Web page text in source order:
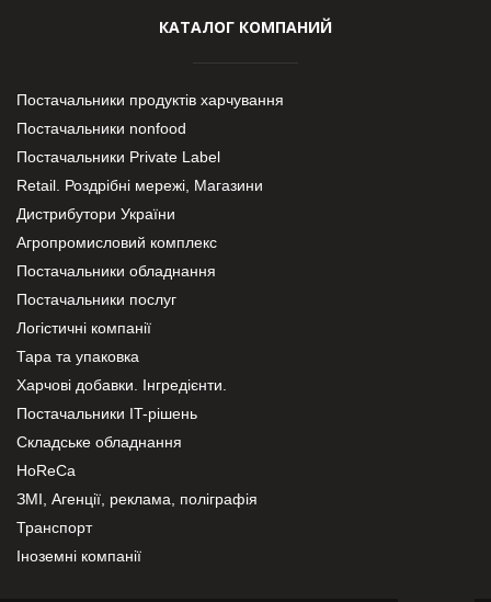
КАТАЛОГ КОМПАНИЙ
Постачальники продуктів харчування
Постачальники nonfood
Постачальники Private Label
Retail. Роздрібні мережі, Магазини
Дистрибутори України
Агропромисловий комплекс
Постачальники обладнання
Постачальники послуг
Логістичні компанії
Тара та упаковка
Харчові добавки. Інгредієнти.
Постачальники IT-рішень
Складське обладнання
HoReCa
ЗМІ, Агенції, реклама, поліграфія
Транспорт
Іноземні компанії